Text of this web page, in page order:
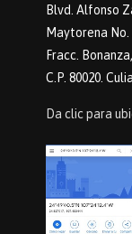
Blvd. Alfonso
Maytorena No.
Fracc. Bonanza,
C.P. 80020.
Da clic para